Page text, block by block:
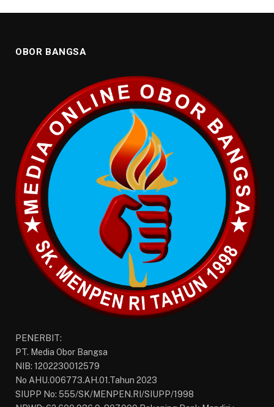
OBOR BANGSA
PENERBIT:
PT. Media Obor Bangsa
NIB: 1202230012579
No AHU.006773.AH.01.Tahun 2023
SIUPP No: 555/SK/MENPEN.RI/SIUPP/1998